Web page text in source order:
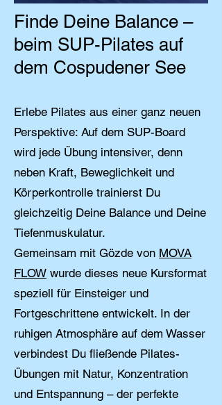
Finde Deine Balance –
beim SUP-Pilates auf
dem Cospudener See
Erlebe Pilates aus einer ganz neuen
Perspektive: Auf dem SUP-Board
wird jede Übung intensiver, denn
neben Kraft, Beweglichkeit und
Körperkontrolle trainierst Du
gleichzeitig Deine Balance und Deine
Tiefenmuskulatur.
Gemeinsam mit Gözde von MOVA
FLOW wurde dieses neue Kursformat
speziell für Einsteiger und
Fortgeschrittene entwickelt. In der
ruhigen Atmosphäre auf dem Wasser
verbindest Du fließende Pilates-
Übungen mit Natur, Konzentration
und Entspannung – der perfekte